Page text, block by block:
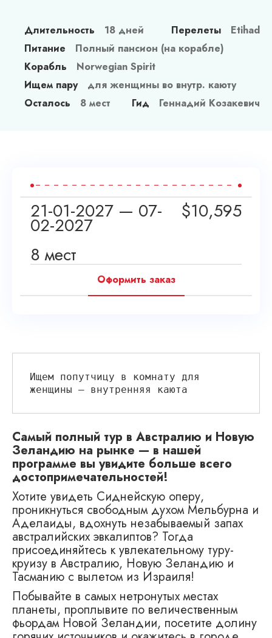
Спа в Чехии
Наши гиды
Контакты
Условия обслуживания
Длительность 18 дней Перелеты
Etihad
Питание
Полный пансион (на корабле)
Корабль
Norwegian Spirit
Ищем пару
для женщины во внутр. каюту
Осталось
8 мест Гид Геннадий Козакевич
Ищем попутчицу в комнату для
женщины — внутренняя каюта
Самый полный тур в Австралию и Новую
Зеландию на рынке — в нашей
программе вы увидите больше всего
достопримечательностей!
Хотите увидеть Сиднейскую оперу,
проникнуться свободным духом Мельбурна и
Аделаиды, вдохнуть незабываемый запах
австралийских эвкалиптов? Тогда
присоединяйтесь к увлекательному туру-
круизу в Австралию, Новую Зеландию и
Тасманию с вылетом из Израиля!
Побывайте в самых нетронутых местах
планеты, проплывите по величественным
фьордам Новой Зеландии, посетите долину
$10,595
21-01-2027 — 07-
02-2027
8 мест
Оформить заказ